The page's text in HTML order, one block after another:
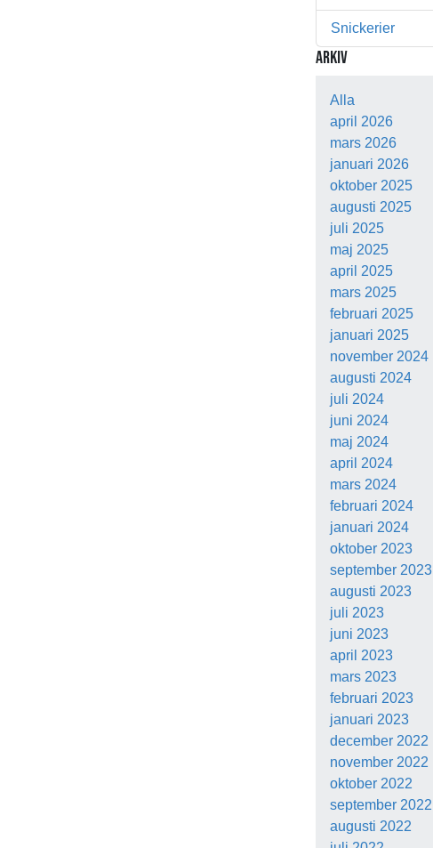
Snickerier
ARKIV
Alla
april 2026
mars 2026
januari 2026
oktober 2025
augusti 2025
juli 2025
maj 2025
april 2025
mars 2025
februari 2025
januari 2025
november 2024
augusti 2024
juli 2024
juni 2024
maj 2024
april 2024
mars 2024
februari 2024
januari 2024
oktober 2023
september 2023
augusti 2023
juli 2023
juni 2023
april 2023
mars 2023
februari 2023
januari 2023
december 2022
november 2022
oktober 2022
september 2022
augusti 2022